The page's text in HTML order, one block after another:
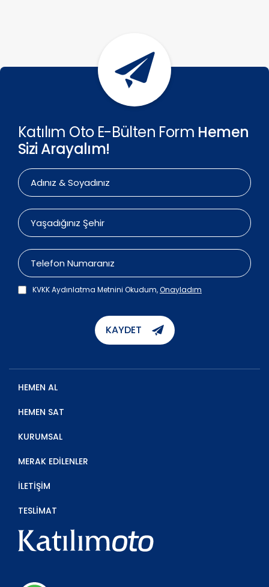
Katılım Oto E-Bülten Form Hemen
Sizi Arayalım!
KVKK Aydınlatma Metnini Okudum,Onayladım
KAYDET
HEMEN AL
HEMEN SAT
KURUMSAL
MERAK EDİLENLER
İLETİŞİM
TESLİMAT